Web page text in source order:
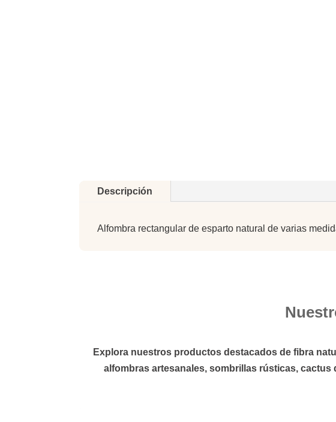
Descripción
Alfombra rectangular de esparto natural de varias
Explora nuestros productos destacados de fibra
alfombrasartesanales, sombrillasrústicas, cactus